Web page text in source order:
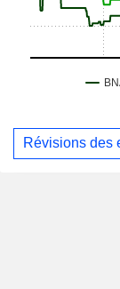
Révisions des